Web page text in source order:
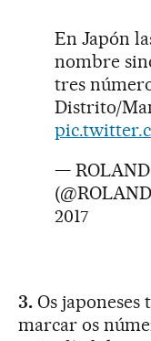
En Japón
nombre
tres
Distrito/
—
2017
3.Os japoneses
marcar os